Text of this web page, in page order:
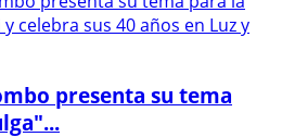
presenta su tema